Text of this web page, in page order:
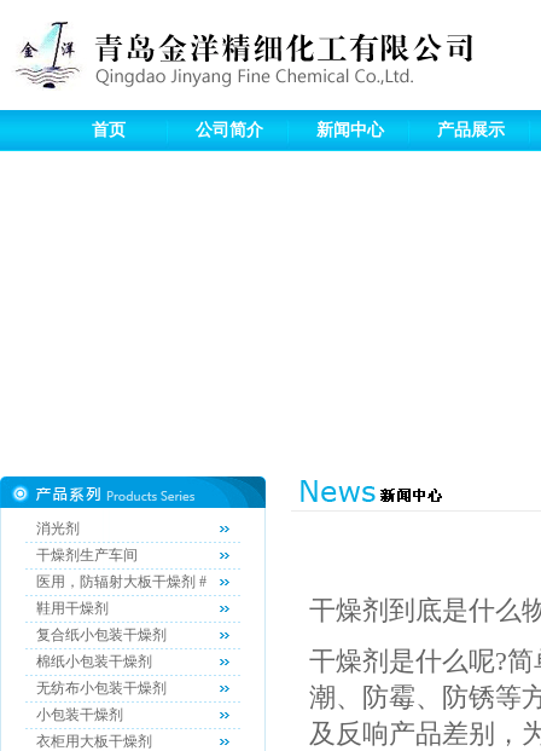
首页 公司简介 新闻中心 产品展示
消光剂
干燥剂生产车间
医用，防辐射大板干燥剂 #
鞋用干燥剂
复合纸小包装干燥剂
棉纸小包装干燥剂
无纺布小包装干燥剂
小包装干燥剂
衣柜用大板干燥剂
干燥剂到底是什么
干燥剂是什么呢?
潮、防霉、防锈等
及反响产品差别，